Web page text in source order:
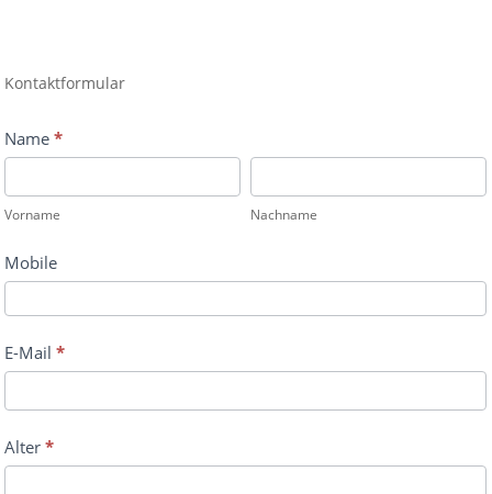
Kontaktformular
Name*
Vorname Nachname
Mobile
E-Mail*
Alter*